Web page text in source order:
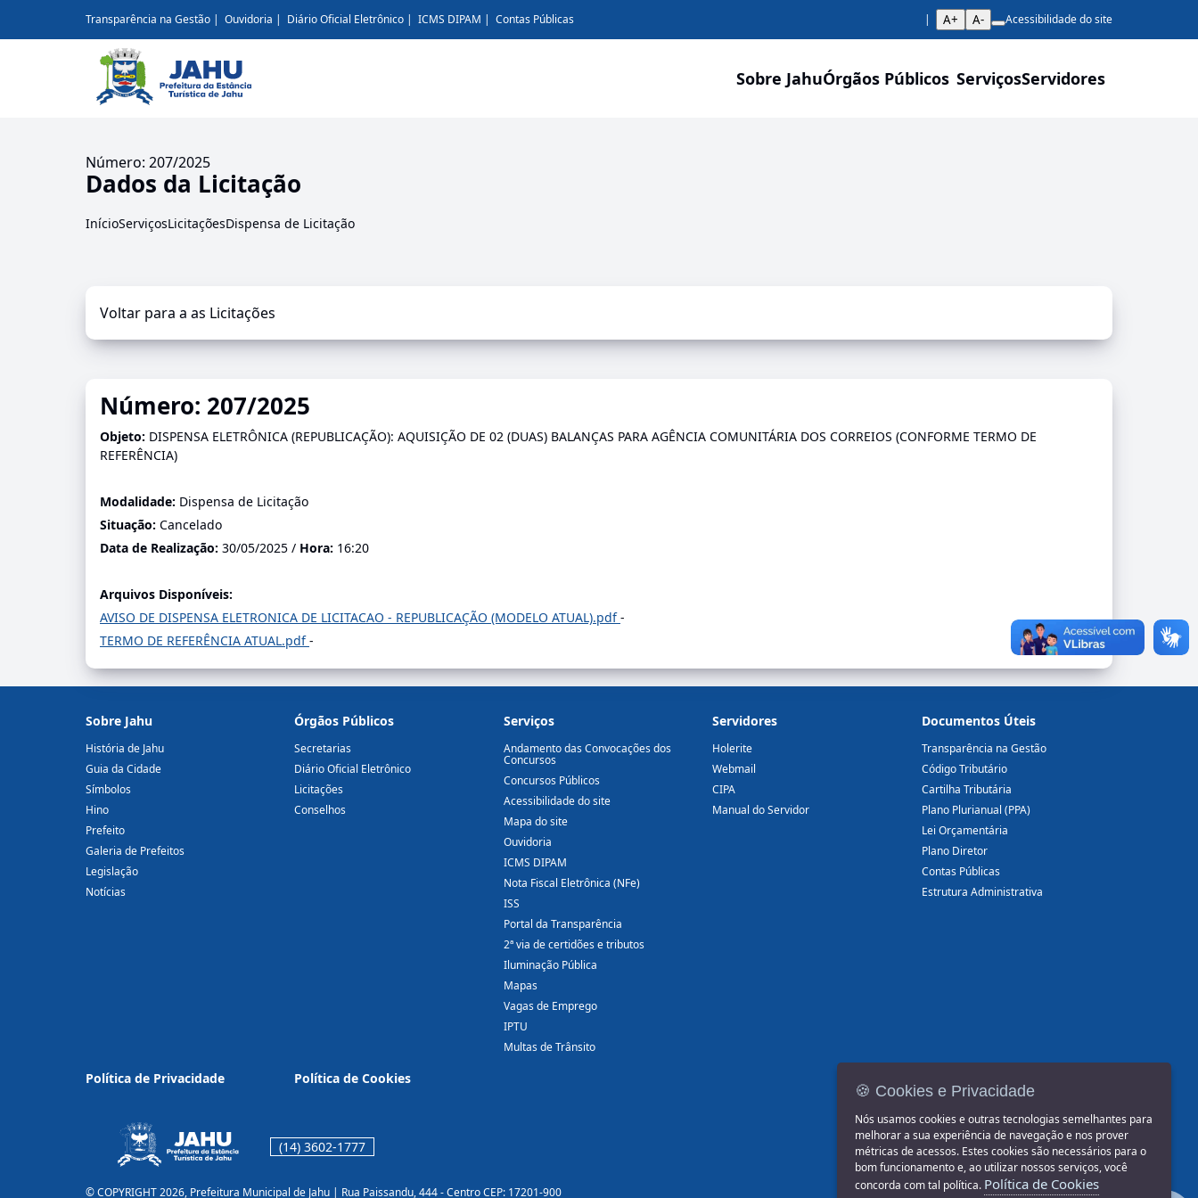
Transparência na Gestão Ouvidoria Diário Oficial Eletrônico ICMS DIPAM Contas Públicas A+ A- Acessibilidade do site
Sobre JahuÓrgãos Públicos ServiçosServidores
Número: 207/2025
Dados da Licitação
InícioServiçosLicitaçõesDispensa de Licitação
Voltar para a as Licitações
Número: 207/2025
Objeto: DISPENSA ELETRÔNICA (REPUBLICAÇÃO): AQUISIÇÃO DE 02 (DUAS) BALANÇAS PARA AGÊNCIA COMUNITÁRIA DOS CORREIOS (CONFORME TERMO DE
REFERÊNCIA)
Modalidade: Dispensa de Licitação
Situação: Cancelado
Data de Realização: 30/05/2025 / Hora: 16:20
Arquivos Disponíveis:
AVISO DE DISPENSA ELETRONICA DE LICITACAO - REPUBLICAÇÃO (MODELO ATUAL).pdf-
TERMO DE REFERÊNCIA ATUAL.pdf-
Sobre Jahu
História de Jahu
Guia da Cidade
Símbolos
Hino
Prefeito
Galeria de Prefeitos
Legislação
Notícias
Órgãos Públicos
Secretarias
Diário Oficial Eletrônico
Licitações
Conselhos
Serviços
Andamento das Convocações dos
Concursos
Concursos Públicos
Acessibilidade do site
Mapa do site
Ouvidoria
ICMS DIPAM
Nota Fiscal Eletrônica (NFe)
ISS
Portal da Transparência
2ª via de certidões e tributos
Iluminação Pública
Mapas
Vagas de Emprego
IPTU
Multas de Trânsito
Servidores
Holerite
Webmail
CIPA
Manual do Servidor
Documentos Úteis
Transparência na Gestão
Código Tributário
Cartilha Tributária
Plano Plurianual (PPA)
Lei Orçamentária
Plano Diretor
Contas Públicas
Estrutura Administrativa
Política de Privacidade Política de Cookies
(14) 3602-1777
© COPYRIGHT 2026, Prefeitura Municipal de Jahu | Rua Paissandu, 444 - Centro CEP: 17201-900
🍪 Cookies e Privacidade
Nós usamos cookies e outras tecnologias semelhantes para
melhorar a sua experiência de navegação e nos prover
métricas de acessos. Estes cookies são necessários para o
bom funcionamento e, ao utilizar nossos serviços, você
concorda com tal política. Política de Cookies